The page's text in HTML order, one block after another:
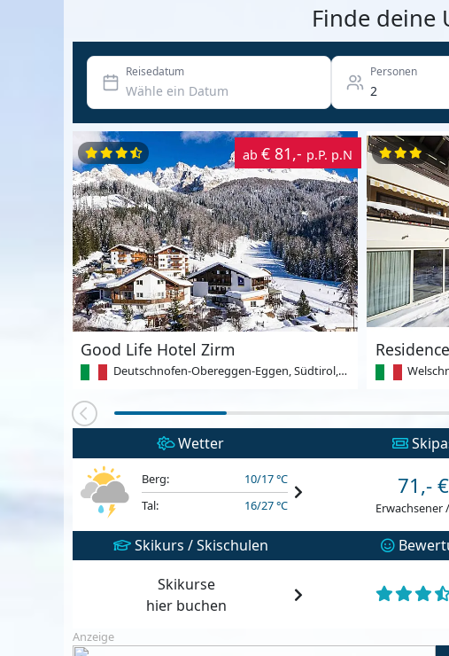
Finde deine
Reisedatum Personen
ab€ 81,- p.P. p.N
Good Life Hotel Zirm
Deutschnofen-Obereggen-Eggen, Südtirol, Italien
Wetter
Berg:
10/17 °C
Tal:
16/27 °C
71,- €
Erwachsener
Skikurs / Skischulen
Skikurse
hier buchen
Anzeige